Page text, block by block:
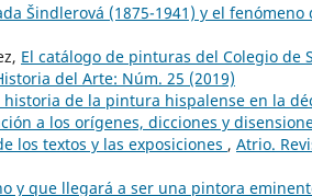
Šindlerová (1875-1941) y el
El catálogo de pinturas del Colegio de
del Arte: Núm. 25 (2019)
historia de la pintura hispalense en la
a los orígenes, dicciones y
los textos y las exposiciones , Atrio.
y que llegará a ser una pintora